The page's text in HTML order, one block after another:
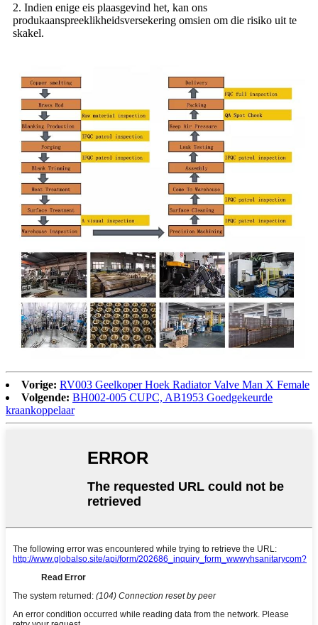
2. Indien enige eis plaasgevind het, kan ons
produkaanspreeklikheidsversekering omsien om die risiko uit te
skakel.
Vorige: RV003 Geelkoper Hoek Radiator Valve Man X Female
Volgende: BH002-005 CUPC, AB1953 Goedgekeurde
kraankoppelaar